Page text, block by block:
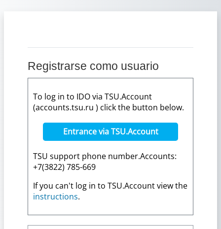
Registrarse como usuario
To log in to IDO via TSU.Account
(accounts.tsu.ru ) click the button below.
Entrance via TSU.Account
TSU support phone number.Accounts:
+7(3822) 785-669
If you can't log in to TSU.Account view the
instructions.